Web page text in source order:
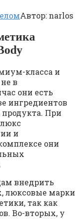
Автор: narlos
класса и
в
они есть
ингредиентов
продукта. При
и
они
внедрить
люксовые марки
так как
Во-вторых, у